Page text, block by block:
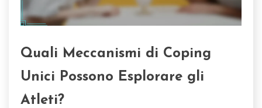
Quali Meccanismi di Coping
Unici Possono Esplorare gli
Atleti?